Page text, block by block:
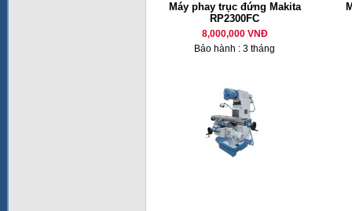
Máy phay trục đứng Makita
RP2300FC
8,000,000 VNĐ
Bảo hành : 3 tháng